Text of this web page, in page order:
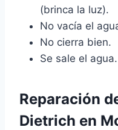
(brinca la luz).
No vacía el
No cierra bien.
Se sale el agua.
Reparación
Dietrich en